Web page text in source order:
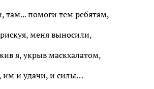
там... помоги тем ребятам,
меня выносили,
я, укрыв маскхалатом,
им и удачи, и силы…